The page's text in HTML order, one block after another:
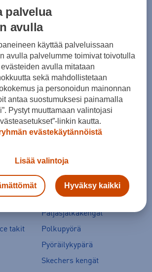
ASICS Gel-Nimbus
Crocs
Helly Hansen -takit
Jalkapallokengät
Juoksuliivit
Jääkiekkomailat
Lasten pyörä
Merinovillakerrastot
New Balance kengät
Paljasjalkakengät
takit
Polkupyörä
Pyöräilykypärä
Skechers kengät
palvelua
avulla
käyttää palveluissaan
avulla palvelumme toimivat toivotulla
avulla mitataan
sekä mahdollistetaan
ja personoidun mainonnan
antaa suostumuksesi painamalla
Pystyt muuttamaan valintojasi
linkin kautta.
evästekäytännöistä
Lisää valintoja
Hyväksy kaikki